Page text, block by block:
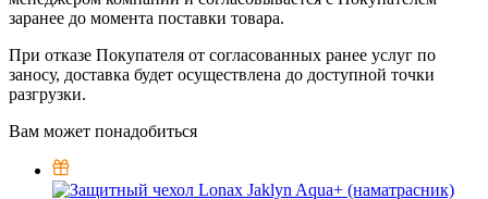
заранее до момента поставки товара.
При отказе Покупателя от согласованных ранее услуг по
заносу, доставка будет осуществлена до доступной точки
разгрузки.
Вам может понадобиться